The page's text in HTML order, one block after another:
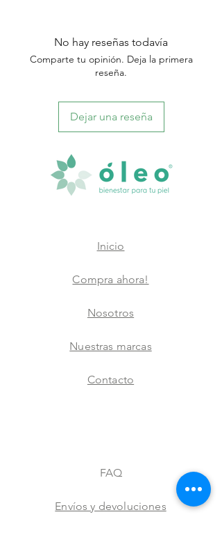
No hay reseñas todavía
Comparte tu opinión. Deja la primera
reseña.
Dejar una reseña
Inicio
Compra ahora!
Nosotros
Nuestras marcas
Contacto
FAQ
Envíos y devoluciones